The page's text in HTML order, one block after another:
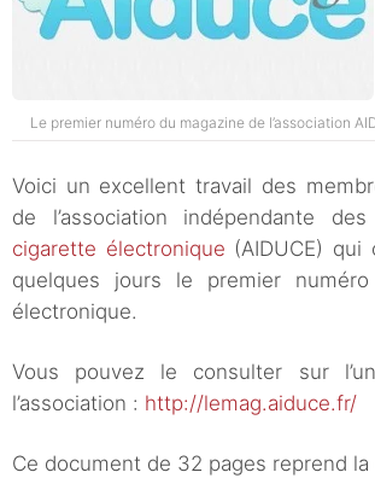
Le premier numéro du magazine de l’association
Voici un excellent travail des
de l’association indépendante
cigarette électronique (AIDUCE)
quelques jours le premier numéro
électronique.
Vous pouvez le consulter sur
l’association : http://lemag.aiduce.fr/
Ce document de 32 pages reprend